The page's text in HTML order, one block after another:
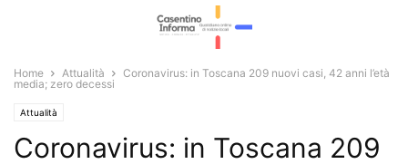
Home Attualità
Coronavirus: in Toscana 209 nuovi casi, 42 anni l’età
media; zero decessi
Attualità
Coronavirus: in Toscana 209